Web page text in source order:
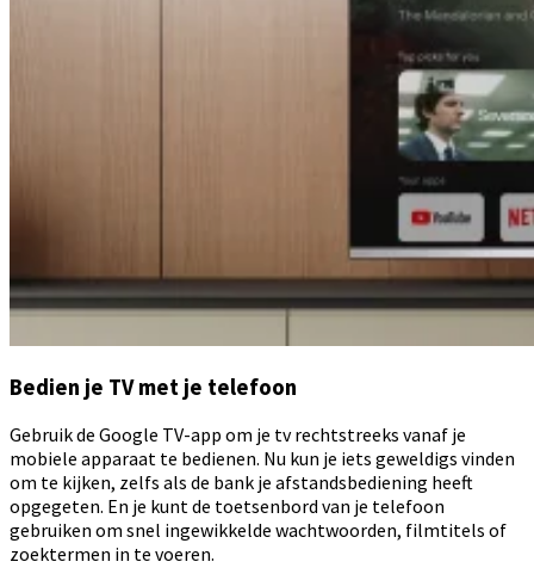
Bedien je TV met je telefoon
Gebruik de Google TV-app om je tv rechtstreeks vanaf je
mobiele apparaat te bedienen. Nu kun je iets geweldigs vinden
om te kijken, zelfs als de bank je afstandsbediening heeft
opgegeten. En je kunt de toetsenbord van je telefoon
gebruiken om snel ingewikkelde wachtwoorden, filmtitels of
zoektermen in te voeren.